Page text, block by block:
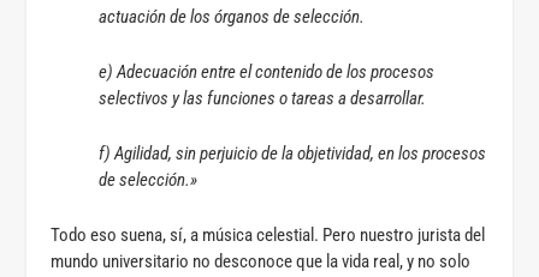
actuación de los órganos de selección.
e) Adecuación entre el contenido de los procesos
selectivos y las funciones o tareas a desarrollar.
f) Agilidad, sin perjuicio de la objetividad, en los procesos
de selección.»
Todo eso suena, sí, a música celestial. Pero nuestro jurista del
mundo universitario no desconoce que la vida real, y no solo